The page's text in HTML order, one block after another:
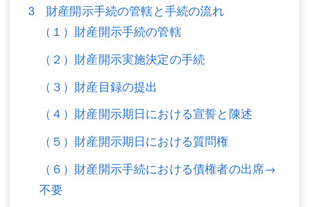
刑事弁護
不動産登記
商業登記
調査・書面作成
債務整理
マスコミ取材・実績
交通事故
不動産登記
商業登記
調査・書面作成
債務整理
マスコミ取材・実績
アクセス
3 財産開示手続の管轄と手続の流れ
（１）財産開示手続の管轄
（２）財産開示実施決定の手続
（３）財産目録の提出
（４）財産開示期日における宣誓と陳述
（５）財産開示期日における質問権
（６）財産開示手続における債権者の出席→
不要